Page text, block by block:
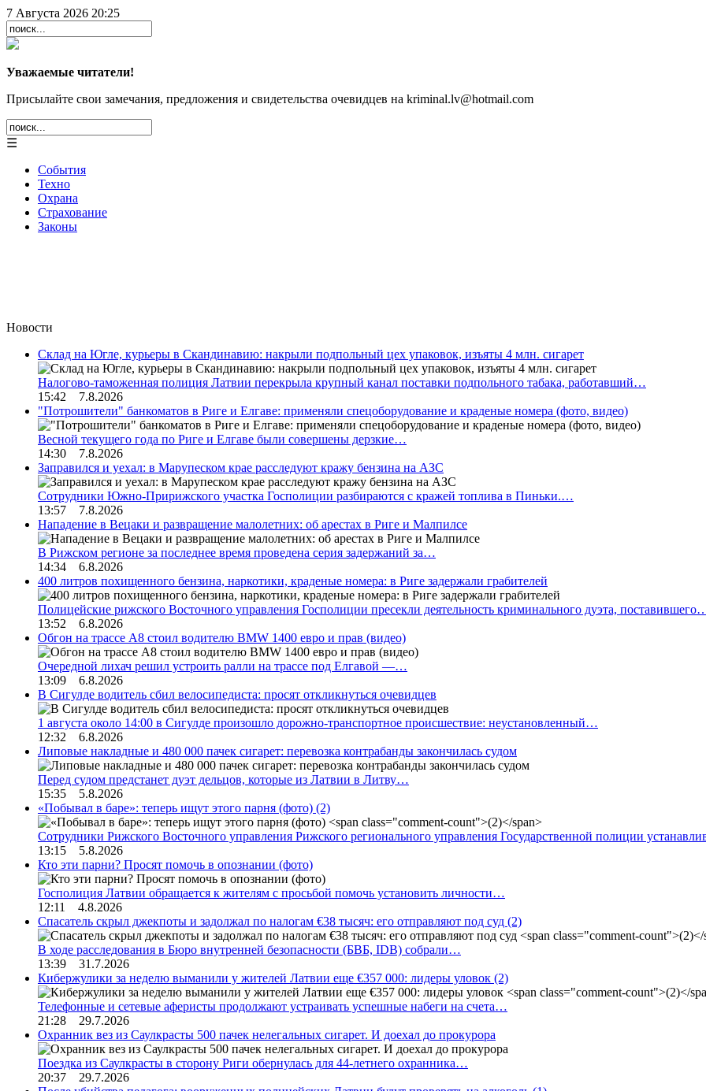
7 Августа 2026 20:25
Уважаемые читатели!
Присылайте свои замечания, предложения и свидетельства очевидцев на kriminal.lv@hotmail.com
☰
События
Техно
Охрана
Страхование
Законы
Новости
Склад на Югле, курьеры в Скандинавию: накрыли подпольный цех упаковок, изъяты 4 млн. сигарет
Налогово-таможенная полиция Латвии перекрыла крупный канал поставки подпольного табака, работавший…
15:42 7.8.2026
"Потрошители" банкоматов в Риге и Елгаве: применяли спецоборудование и краденые номера (фото, видео)
Весной текущего года по Риге и Елгаве были совершены дерзкие…
14:30 7.8.2026
Заправился и уехал: в Марупеском крае расследуют кражу бензина на АЗС
Сотрудники Южно-Пририжского участка Госполиции разбираются с кражей топлива в Пиньки.…
13:57 7.8.2026
Нападение в Вецаки и развращение малолетних: об арестах в Риге и Малпилсе
В Рижском регионе за последнее время проведена серия задержаний за…
14:34 6.8.2026
400 литров похищенного бензина, наркотики, краденые номера: в Риге задержали грабителей
Полицейские рижского Восточного управления Госполиции пресекли деятельность криминального дуэта,
13:52 6.8.2026
Обгон на трассе А8 стоил водителю BMW 1400 евро и прав (видео)
Очередной лихач решил устроить ралли на трассе под Елгавой —…
13:09 6.8.2026
В Сигулде водитель сбил велосипедиста: просят откликнуться очевидцев
1 августа около 14:00 в Сигулде произошло дорожно-транспортное происшествие: неустановленный…
12:32 6.8.2026
Липовые накладные и 480 000 пачек сигарет: перевозка контрабанды закончилась судом
Перед судом предстанет дуэт дельцов, которые из Латвии в Литву…
15:35 5.8.2026
«Побывал в баре»: теперь ищут этого парня (фото) (2)
Сотрудники Рижского Восточного управления Рижского регионального управления Государственной полиции
13:15 5.8.2026
Кто эти парни? Просят помочь в опознании (фото)
Госполиция Латвии обращается к жителям с просьбой помочь установить личности…
12:11 4.8.2026
Спасатель скрыл джекпоты и задолжал по налогам €38 тысяч: его отправляют под суд (2)
В ходе расследования в Бюро внутренней безопасности (БВБ, IDB) собрали…
13:39 31.7.2026
Кибержулики за неделю выманили у жителей Латвии еще €357 000: лидеры уловок (2)
Телефонные и сетевые аферисты продолжают устраивать успешные набеги на счета…
21:28 29.7.2026
Охранник вез из Саулкрасты 500 пачек нелегальных сигарет. И доехал до прокурора
Поездка из Саулкрасты в сторону Риги обернулась для 44-летнего охранника…
20:37 29.7.2026